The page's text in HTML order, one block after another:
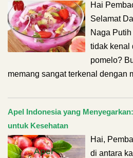
Hai
Selamat
Naga
tidak kenal
pomelo?
memang sangat terkenal dengan
Apel Indonesia yang
untuk Kesehatan
Hai,
di antara